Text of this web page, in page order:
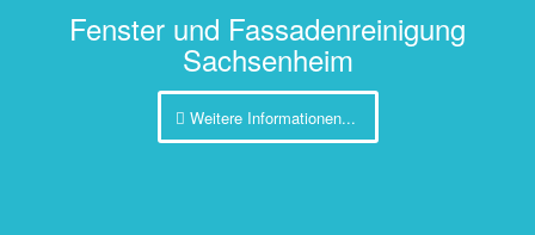
Fenster und Fassadenreinigung
Sachsenheim
Weitere Informationen...